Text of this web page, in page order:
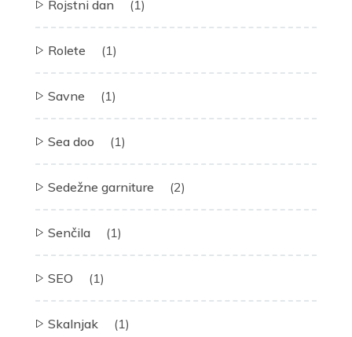
Rojstni dan (1)
Rolete (1)
Savne (1)
Sea doo (1)
Sedežne garniture (2)
Senčila (1)
SEO (1)
Skalnjak (1)